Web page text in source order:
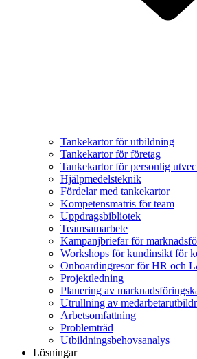
Tankekartor för utbildning
Tankekartor för företag
Tankekartor för personlig
Hjälpmedelsteknik
Fördelar med tankekartor
Kompetensmatris för team
Uppdragsbibliotek
Teamsamarbete
Kampanjbriefar för
Workshops för kundinsikt för
Onboardingresor för HR och
Projektledning
Planering av
Utrullning av
Arbetsomfattning
Problemträd
Utbildningsbehovsanalys
Lösningar